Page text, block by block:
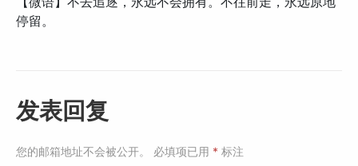
停留。
发表回复
您的邮箱地址不会被公开。 必填项已用 * 标注